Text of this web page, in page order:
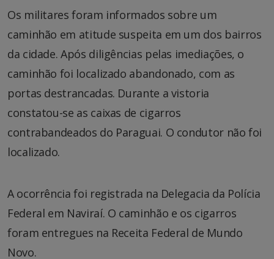
Os militares foram informados sobre um
caminhão em atitude suspeita em um dos bairros
da cidade. Após diligências pelas imediações, o
caminhão foi localizado abandonado, com as
portas destrancadas. Durante a vistoria
constatou-se as caixas de cigarros
contrabandeados do Paraguai. O condutor não foi
localizado.
A ocorrência foi registrada na Delegacia da Polícia
Federal em Naviraí. O caminhão e os cigarros
foram entregues na Receita Federal de Mundo
Novo.